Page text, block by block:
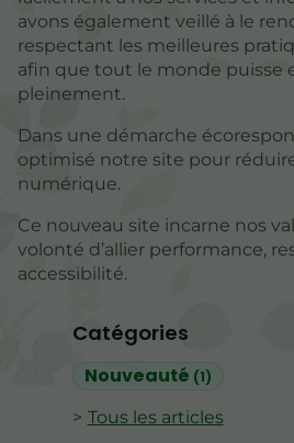
Catégories
Nouveauté (1)
Tous les articles
avons également veillé à le
respectant les meilleures
afin que tout le monde puisse
pleinement.
Dans une démarche
optimisé notre site pour
numérique.
Ce nouveau site incarne nos
volonté d’allier performance,
accessibilité.